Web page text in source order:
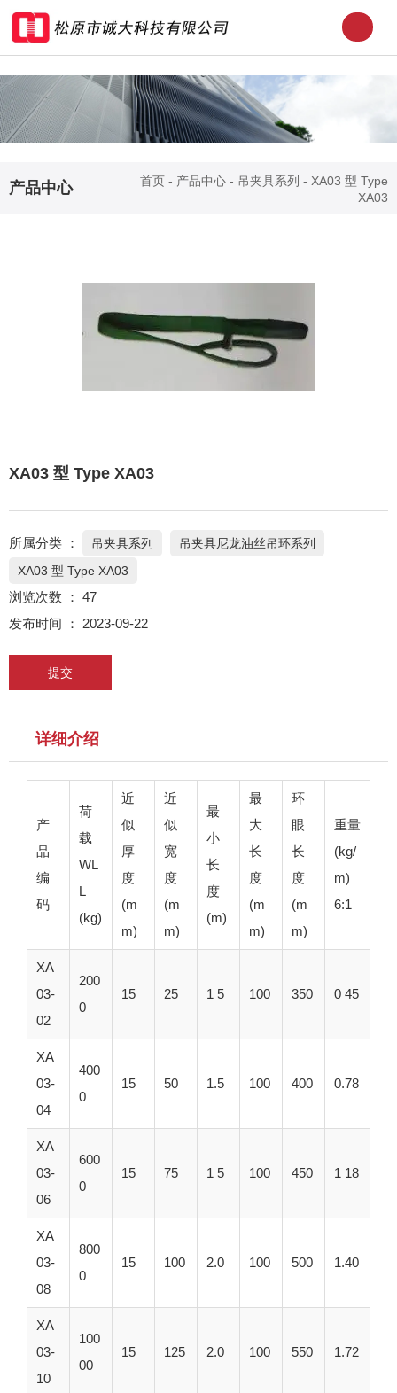
产品中心 首页 - 产品中心 - 吊夹具系列 - XA03 型 Type
XA03
XA03 型 Type XA03
所属分类 ： 吊夹具系列
吊夹具尼龙油丝吊环系列
XA03 型 Type XA03
浏览次数 ： 47
发布时间 ： 2023-09-22
提交
详细介绍
产
品
编
码
荷
载
WL
L
(kg)
近
似
厚
度
(m
m)
近
似
宽
度
(m
m)
最
小
长
度
(m)
最
大
长
度
(m
m)
环
眼
长
度
(m
m)
重量
(kg/
m)
6:1
XA
03-
02
200
0
15 25 1 5 100 350 0 45
XA
03-
04
400
0
15 50 1.5 100 400 0.78
XA
03-
06
600
0
15 75 1 5 100 450 1 18
XA
03-
08
800
0
15 100 2.0 100 500 1.40
XA
03-
10
100
00
15 125 2.0 100 550 1.72